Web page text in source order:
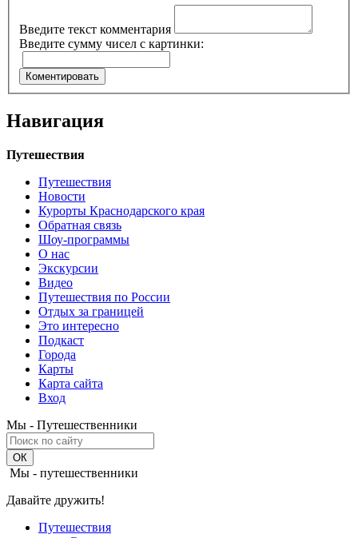
Введите текст комментария
Введите сумму чисел с картинки:
Навигация
Путешествия
Путешествия
Новости
Курорты Краснодарского края
Обратная связь
Шоу-программы
О нас
Экскурсии
Видео
Путешествия по России
Отдых за границей
Это интересно
Подкаст
Города
Карты
Карта сайта
Вход
Мы - Путешественники
Мы - путешественники
Давайте дружить!
Путешествия